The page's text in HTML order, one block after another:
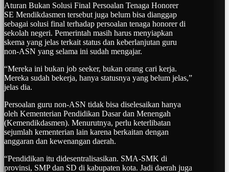
Aturan Bukan Solusi Final Persoalan Tenaga Honorer
SE Mendikdasmen tersebut juga belum bisa dianggap
sebagai solusi final terhadap persoalan tenaga honorer di
sekolah negeri. Pemerintah masih harus menyiapkan
skema yang jelas terkait status dan keberlanjutan guru
non-ASN yang selama ini sudah mengajar.
“Mereka ini bukan job seeker, bukan orang cari kerja.
Mereka sudah bekerja, hanya statusnya yang belum jelas,”
jelas dia.
Persoalan guru non-ASN tidak bisa diselesaikan hanya
oleh Kementerian Pendidikan Dasar dan Menengah
(Kemendikdasmen). Menurutnya, perlu keterlibatan
sejumlah kementerian lain karena berkaitan dengan
anggaran dan kewenangan daerah.
“Pendidikan itu didesentralisasikan. SMA-SMK di
provinsi, SMP dan SD di kabupaten kota. Jadi daerah juga